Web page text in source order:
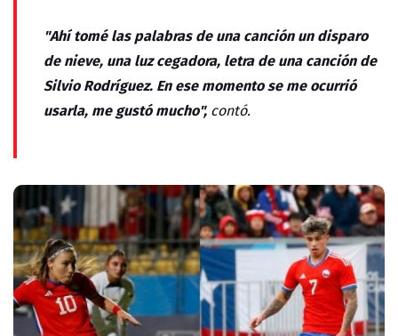
"Ahí tomé las palabras de una canción un disparo
de nieve, una luz cegadora, letra de una canción de
Silvio Rodríguez. En ese momento se me ocurrió
usarla, me gustó mucho", contó.